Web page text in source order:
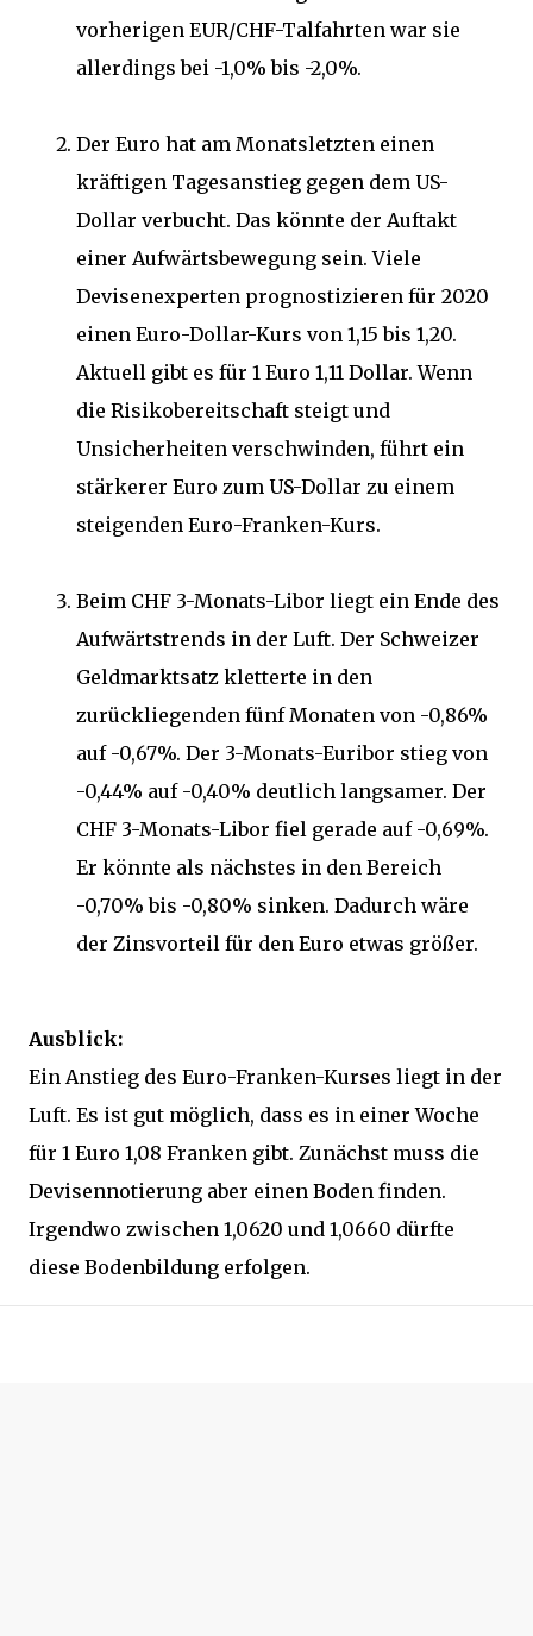
vorherigen EUR/CHF-Talfahrten war sie
allerdings bei -1,0% bis -2,0%.
Der Euro hat am Monatsletzten einen
kräftigen Tagesanstieg gegen dem US-
Dollar verbucht. Das könnte der Auftakt
einer Aufwärtsbewegung sein. Viele
Devisenexperten prognostizieren für 2020
einen Euro-Dollar-Kurs von 1,15 bis 1,20.
Aktuell gibt es für 1 Euro 1,11 Dollar. Wenn
die Risikobereitschaft steigt und
Unsicherheiten verschwinden, führt ein
stärkerer Euro zum US-Dollar zu einem
steigenden Euro-Franken-Kurs.
Beim CHF 3-Monats-Libor liegt ein Ende des
Aufwärtstrends in der Luft. Der Schweizer
Geldmarktsatz kletterte in den
zurückliegenden fünf Monaten von -0,86%
auf -0,67%. Der 3-Monats-Euribor stieg von
-0,44% auf -0,40% deutlich langsamer. Der
CHF 3-Monats-Libor fiel gerade auf -0,69%.
Er könnte als nächstes in den Bereich
-0,70% bis -0,80% sinken. Dadurch wäre
der Zinsvorteil für den Euro etwas größer.
Ausblick:
Ein Anstieg des Euro-Franken-Kurses liegt in der
Luft. Es ist gut möglich, dass es in einer Woche
für 1 Euro 1,08 Franken gibt. Zunächst muss die
Devisennotierung aber einen Boden finden.
Irgendwo zwischen 1,0620 und 1,0660 dürfte
diese Bodenbildung erfolgen.